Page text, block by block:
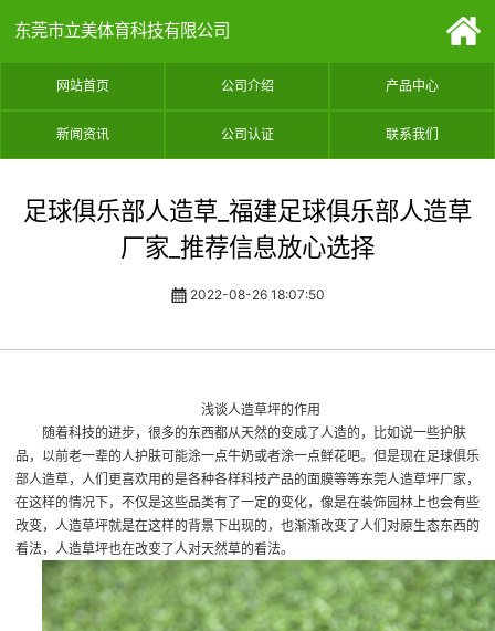
东莞市立美体育科技有限公司
网站首页 公司介绍 产品中心
新闻资讯 公司认证 联系我们
足球俱乐部人造草_福建足球俱乐部人造草
厂家_推荐信息放心选择
2022-08-26 18:07:50
浅谈人造草坪的作用
随着科技的进步，很多的东西都从天然的变成了人造的，比如说一些护肤
品，以前老一辈的人护肤可能涂一点牛奶或者涂一点鲜花吧。但是现在足球俱乐
部人造草，人们更喜欢用的是各种各样科技产品的面膜等等东莞人造草坪厂家 ，
在这样的情况下，不仅是这些品类有了一定的变化，像是在装饰园林上也会有些
改变，人造草坪就是在这样的背景下出现的，也渐渐改变了人们对原生态东西的
看法，人造草坪也在改变了人对天然草的看法。